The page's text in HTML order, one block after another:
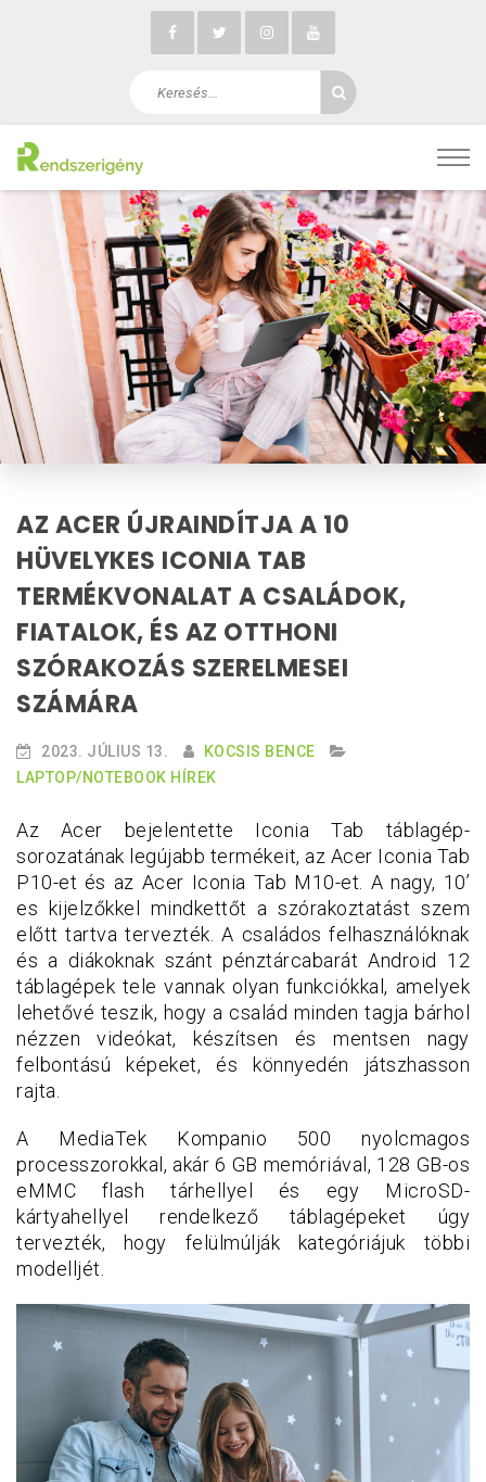
AZ ACER ÚJRAINDÍTJA A 10
HÜVELYKES ICONIA TAB
TERMÉKVONALAT A CSALÁDOK,
FIATALOK, ÉS AZ OTTHONI
SZÓRAKOZÁS SZERELMESEI
SZÁMÁRA
2023. JÚLIUS 13.
KOCSIS BENCE
LAPTOP/NOTEBOOK HÍREK
Az Acer bejelentette Iconia Tab táblagép-
sorozatának legújabb termékeit, az Acer Iconia Tab
P10-et és az Acer Iconia Tab M10-et. A nagy, 10’
es kijelzőkkel mindkettőt a szórakoztatást szem
előtt tartva tervezték. A családos felhasználóknak
és a diákoknak szánt pénztárcabarát Android 12
táblagépek tele vannak olyan funkciókkal, amelyek
lehetővé teszik, hogy a család minden tagja bárhol
nézzen videókat, készítsen és mentsen nagy
felbontású képeket, és könnyedén játszhasson
rajta.
A MediaTek Kompanio 500 nyolcmagos
processzorokkal, akár 6 GB memóriával, 128 GB-os
eMMC flash tárhellyel és egy MicroSD-
kártyahellyel rendelkező táblagépeket úgy
tervezték, hogy felülmúlják kategóriájuk többi
modelljét.